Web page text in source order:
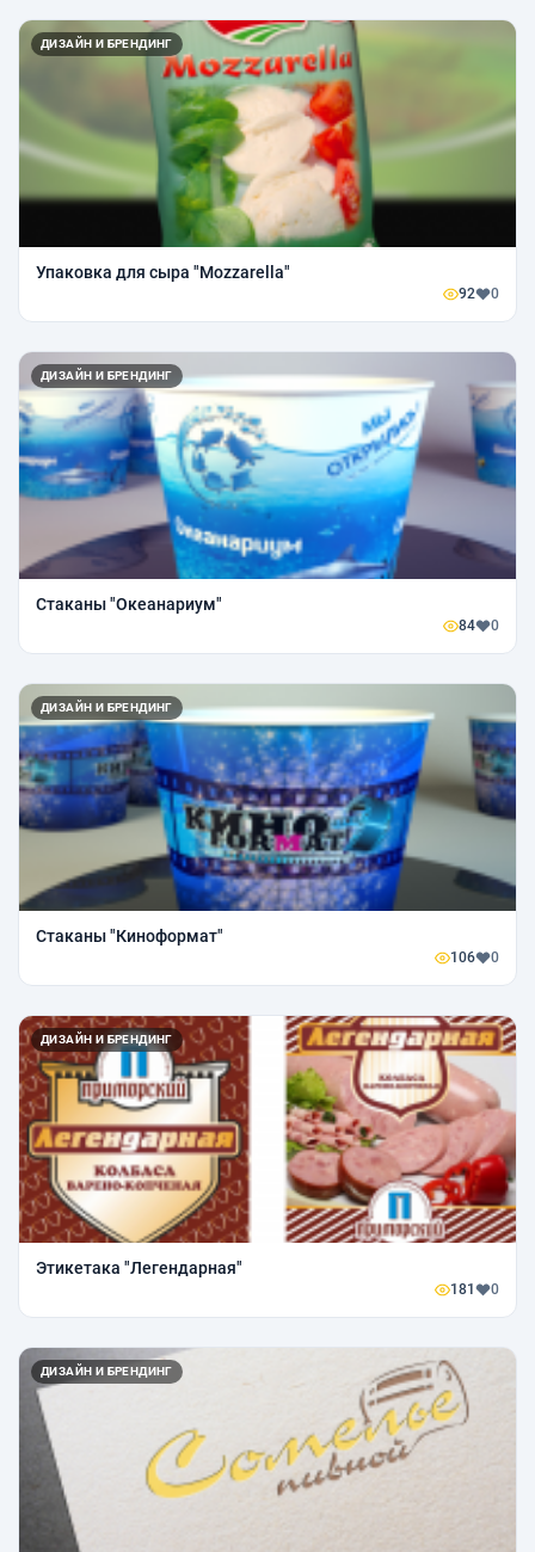
ДИЗАЙН И БРЕНДИНГ
Упаковка для сыра "Mozzarella"
92 0
ДИЗАЙН И БРЕНДИНГ
Стаканы "Океанариум"
84 0
ДИЗАЙН И БРЕНДИНГ
Стаканы "Киноформат"
106 0
ДИЗАЙН И БРЕНДИНГ
Этикетака "Легендарная"
181 0
ДИЗАЙН И БРЕНДИНГ